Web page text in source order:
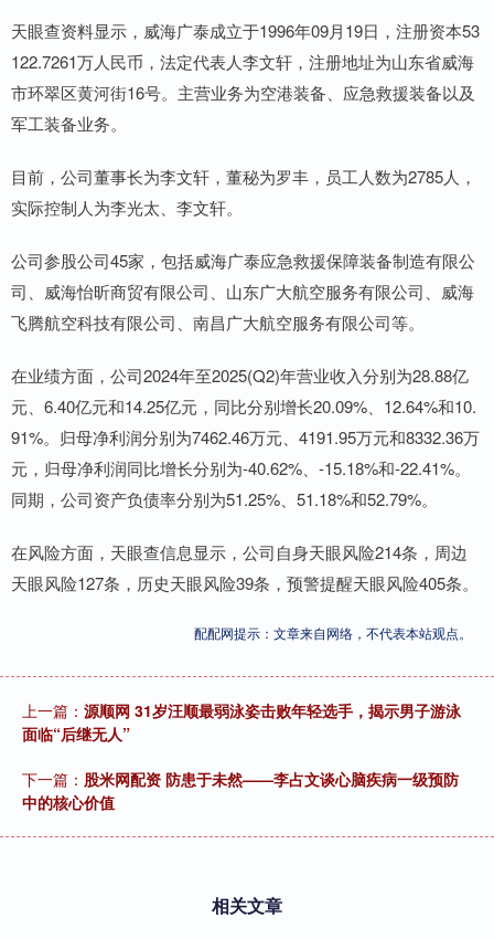
天眼查资料显示，威海广泰成立于1996年09月19日，注册资本53
122.7261万人民币，法定代表人李文轩，注册地址为山东省威海
市环翠区黄河街16号。主营业务为空港装备、应急救援装备以及
军工装备业务。
目前，公司董事长为李文轩，董秘为罗丰，员工人数为2785人，
实际控制人为李光太、李文轩。
公司参股公司45家，包括威海广泰应急救援保障装备制造有限公
司、威海怡昕商贸有限公司、山东广大航空服务有限公司、威海
飞腾航空科技有限公司、南昌广大航空服务有限公司等。
在业绩方面，公司2024年至2025(Q2)年营业收入分别为28.88亿
元、6.40亿元和14.25亿元，同比分别增长20.09%、12.64%和10.
91%。归母净利润分别为7462.46万元、4191.95万元和8332.36万
元，归母净利润同比增长分别为-40.62%、-15.18%和-22.41%。
同期，公司资产负债率分别为51.25%、51.18%和52.79%。
在风险方面，天眼查信息显示，公司自身天眼风险214条，周边
天眼风险127条，历史天眼风险39条，预警提醒天眼风险405条。
配配网提示：文章来自网络，不代表本站观点。
上一篇： 源顺网 31岁汪顺最弱泳姿击败年轻选手，揭示男子游泳
面临“后继无人”
下一篇： 股米网配资 防患于未然——李占文谈心脑疾病一级预防
中的核心价值
相关文章